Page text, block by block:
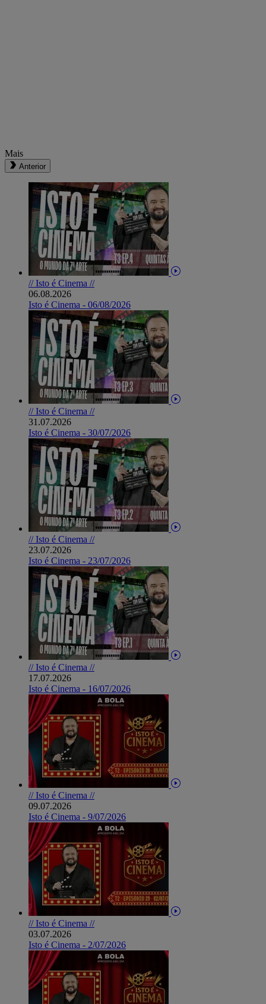
Mais
Anterior
// Isto é Cinema //
06.08.2026
Isto é Cinema - 06/08/2026
// Isto é Cinema //
31.07.2026
Isto é Cinema - 30/07/2026
// Isto é Cinema //
23.07.2026
Isto é Cinema - 23/07/2026
// Isto é Cinema //
17.07.2026
Isto é Cinema - 16/07/2026
// Isto é Cinema //
09.07.2026
Isto é Cinema - 9/07/2026
// Isto é Cinema //
03.07.2026
Isto é Cinema - 2/07/2026